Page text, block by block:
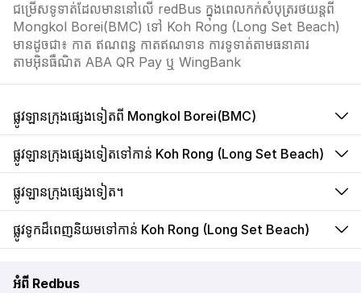
ជម្រើសទូទាត់ដែលមាននៅលើ redBus ក្នុងពេលកក់សំបុត្ររថយន្តពី
Mongkol Borei(BMC) ទៅ Koh Rong (Long Set Beach)
មានដូចជា៖ កាត ឥណពន្ធ កាតឥណទាន ការទូទាត់តាមធនាគារ
តាមអ៊ិនធឺណិត ABA QR Pay ឬ WingBank
ផ្លូវឡានក្រុងផ្សេងទៀតពី Mongkol Borei(BMC)
ផ្លូវឡានក្រុងផ្សេងទៀតទៅកាន់ Koh Rong (Long Set Beach)
ផ្លូវឡានក្រុងផ្សេងទៀត។
ផ្លូវទូកដ៏ពេញនិយមទៅកាន់ Koh Rong (Long Set Beach)
អំពី Redbus